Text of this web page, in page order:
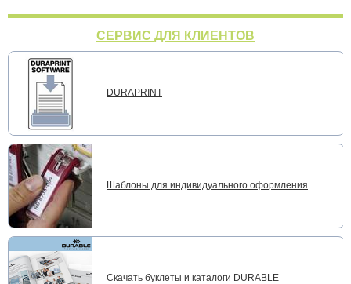
СЕРВИС ДЛЯ КЛИЕНТОВ
DURAPRINT
Шаблоны для индивидуального оформления
Скачать буклеты и каталоги DURABLE